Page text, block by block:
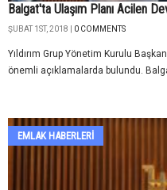
Balgat'ta Ulaşım Planı Acilen
ŞUBAT 1ST, 2018 | 0 COMMENTS
Yıldırım Grup Yönetim Kurulu
önemli açıklamalarda bulundu.
EMLAK HABERLERI